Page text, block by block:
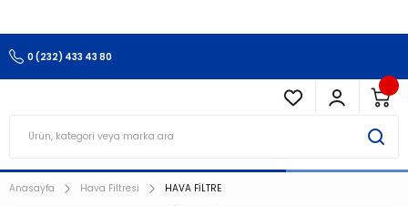
0 (232) 433 43 80
Anasayfa Hava Filtresi HAVA FİLTRE